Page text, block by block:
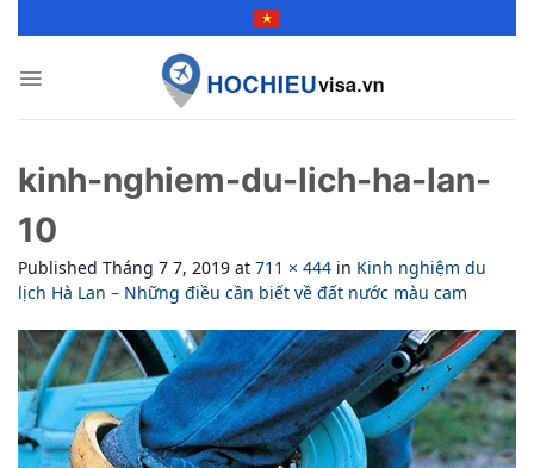
kinh-nghiem-du-lich-ha-lan-
10
Published Tháng 7 7, 2019 at 711 × 444 in Kinh nghiệm du
lịch Hà Lan – Những điều cần biết về đất nước màu cam